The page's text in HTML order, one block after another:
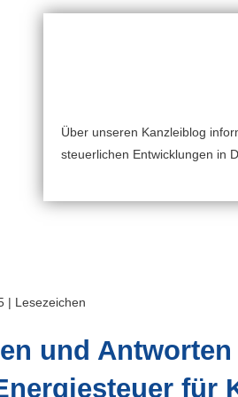
Über unseren Kanzleiblog
steuerlichen Entwicklungen in
| Lesezeichen
und
für